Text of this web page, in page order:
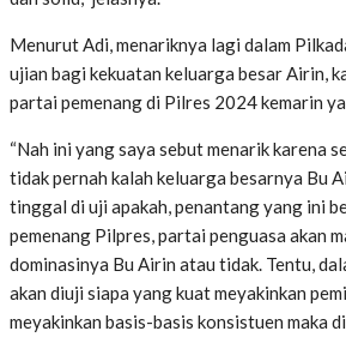
Menurut Adi, menariknya lagi dalam
ujian bagi kekuatan keluarga besar Airin,
partai pemenang di Pilres 2024 kemarin
“Nah ini yang saya sebut menarik karena
tidak pernah kalah keluarga besarnya Bu
tinggal di uji apakah, penantang yang ini
pemenang Pilpres, partai penguasa akan
dominasinya Bu Airin atau tidak. Tentu,
akan diuji siapa yang kuat meyakinkan
meyakinkan basis-basis konsistuen maka